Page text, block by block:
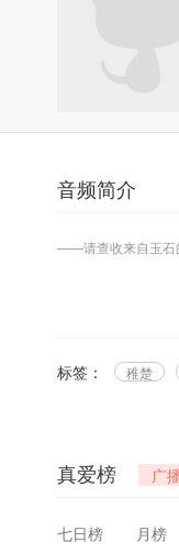
音频简介
——请查收来自玉石
宋 煜：史泽鲲 @大
音频后期：醉醉@卖
人物原画：
题 字：@做你永远
标签： 稚楚
真爱榜 广
七日榜 月榜